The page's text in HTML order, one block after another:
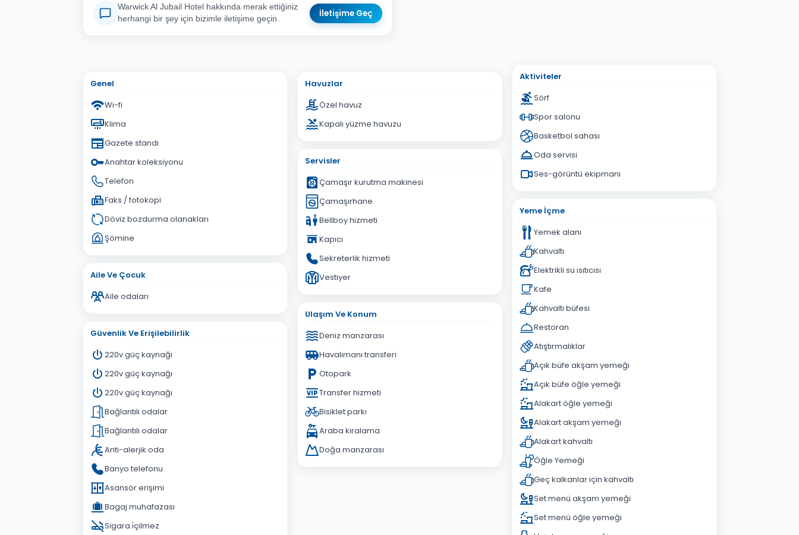
Warwick Al Jubail Hotel hakkında merak ettiğiniz
herhangi bir şey için bizimle iletişime geçin.
İletişime Geç
Sorunuz
Genel
Wi-fi
Klima
Gazete standı
Anahtar koleksiyonu
Telefon
Faks / fotokopi
Döviz bozdurma olanakları
Şömine
Aile Ve Çocuk
Aile odaları
Güvenlik Ve Erişilebilirlik
220v güç kaynağı
220v güç kaynağı
220v güç kaynağı
Bağlantılı odalar
Bağlantılı odalar
Anti-alerjik oda
Banyo telefonu
Asansör erişimi
Bagaj muhafazası
Sigara i̇çilmez
Havuzlar
Özel havuz
Kapalı yüzme havuzu
Servisler
Çamaşır kurutma makinesi
Çamaşırhane
Bellboy hizmeti
Kapıcı
Sekreterlik hizmeti
Vestiyer
Ulaşım Ve Konum
Deniz manzarası
Havalimanı transferi
Otopark
Transfer hizmeti
Bisiklet parkı
Araba kiralama
Doğa manzarası
Aktiviteler
Sörf
Spor salonu
Basketbol sahası
Oda servisi
Ses-görüntü ekipmanı
Yeme İçme
Yemek alanı
Kahvaltı
Elektrikli su ısıtıcısı
Kafe
Kahvaltı büfesi
Restoran
Atıştırmalıklar
Açık büfe akşam yemeği
Açık büfe öğle yemeği
Alakart öğle yemeği
Alakart akşam yemeği
Alakart kahvaltı
Öğle Yemeği
Geç kalkanlar için kahvaltı
Set menü akşam yemeği
Set menü öğle yemeği